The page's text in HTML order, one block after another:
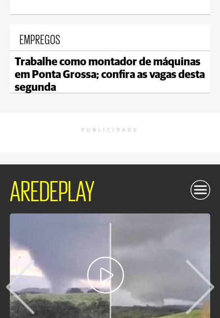
EMPREGOS
Trabalhe como montador de máquinas
em Ponta Grossa; confira as vagas desta
segunda
PUBLICIDADE
AREDEPLAY